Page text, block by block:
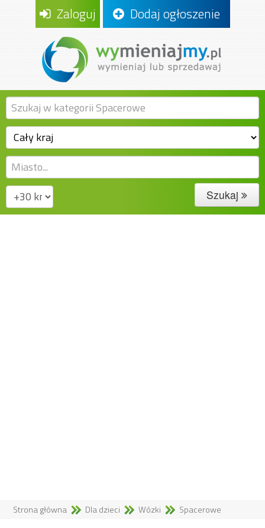
Zaloguj Dodaj ogłoszenie
Szukaj
Strona główna Dla dzieci Wózki Spacerowe